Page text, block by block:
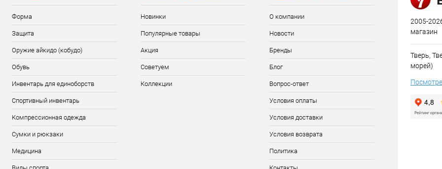
Форма
Защита
Оружие айкидо (кобудо)
Обувь
Инвентарь для единоборств
Спортивный инвентарь
Компрессионная одежда
Сумки и рюкзаки
Медицина
Новинки
Популярные товары
Акция
Советуем
Коллекции
О компании
Новости
Бренды
Блог
Вопрос-ответ
Условия оплаты
Условия доставки
Условия возврата
Политика
2005-
магазин
Тверь,
морей)